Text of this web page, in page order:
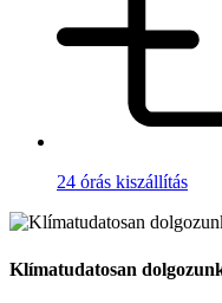
24 órás kiszállítás
Klímatudatosan